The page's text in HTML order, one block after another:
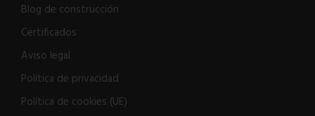
Blog de construcción
Certificados
Aviso legal
Política de privacidad
Política de cookies (UE)